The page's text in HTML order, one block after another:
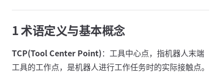
1 术语定义与基本概念
TCP(Tool Center Point)：工具中心点，指机器人末端
工具的工作点，是机器人进行工作任务时的实际接触点。